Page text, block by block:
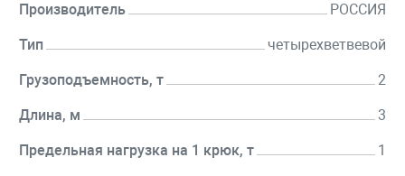
Производитель РОССИЯ
Тип четырехветвевой
Грузоподъемность, т 2
Длина, м 3
Предельная нагрузка на 1 крюк, т 1